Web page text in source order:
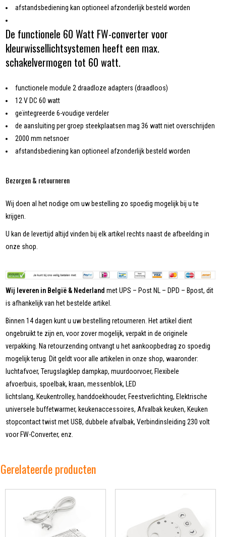
afstandsbediening kan optioneel afzonderlijk besteld worden
De functionele 60 Watt FW-converter voor
kleurwissellichtsystemen heeft een max.
schakelvermogen tot 60 watt.
functionele module 2 draadloze adapters (draadloos)
12 V DC 60 watt
geïntegreerde 6-voudige verdeler
de aansluiting per groep steekplaatsen mag 36 watt niet overschrijden
2000 mm netsnoer
afstandsbediening kan optioneel afzonderlijk besteld worden
Bezorgen & retourneren
Wij doen al het nodige om uw bestelling zo spoedig mogelijk bij u te
krijgen.
U kan de levertijd altijd vinden bij elk artikel rechts naast de afbeelding in
onze shop.
Wij leveren in België & Nederland met UPS – Post NL – DPD – Bpost, dit
is afhankelijk van het bestelde artikel.
Binnen 14 dagen kunt u uw bestelling retourneren. Het artikel dient
ongebruikt te zijn en, voor zover mogelijk, verpakt in de originele
verpakking. Na retourzending ontvangt u het aankoopbedrag zo spoedig
mogelijk terug. Dit geldt voor alle artikelen in onze shop, waaronder:
luchtafvoer, Terugslagklep dampkap, muurdoorvoer, Flexibele
afvoerbuis, spoelbak, kraan, messenblok, LED
lichtslang, Keukentrolley, handdoekhouder, Feestverlichting, Elektrische
universele buffetwarmer, keukenaccessoires, Afvalbak keuken, Keuken
stopcontact twist met USB, dubbele afvalbak, Verbindinsleiding 230 volt
voor FW-Converter, enz.
Gerelateerde producten